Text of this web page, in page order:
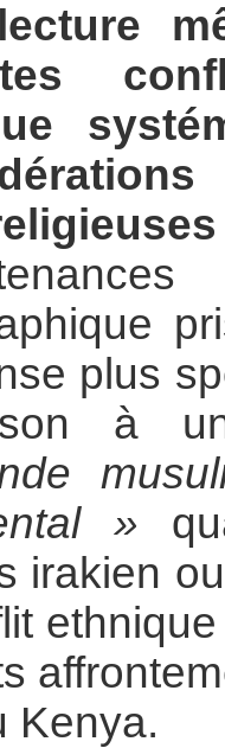
plus
à
»
irakien
Kenya.